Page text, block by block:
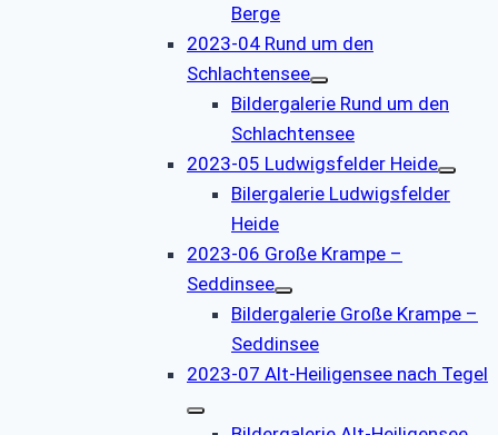
Berge
2023-04 Rund um den
Schlachtensee
Bildergalerie Rund um den
Schlachtensee
2023-05 Ludwigsfelder Heide
Bilergalerie Ludwigsfelder
Heide
2023-06 Große Krampe –
Seddinsee
Bildergalerie Große Krampe –
Seddinsee
2023-07 Alt-Heiligensee nach Tegel